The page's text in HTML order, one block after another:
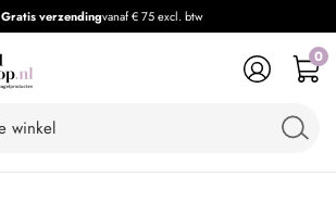
Gratis verzendingvanaf € 75 excl. btw
0